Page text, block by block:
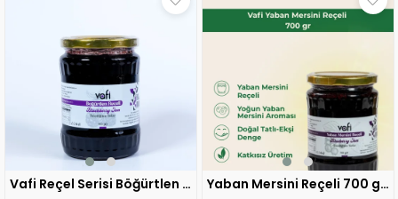
Vafi Reçel Serisi Böğürtlen Reçeli 700 gr 1 ADET
Yaban Mersini Reçeli 700 gr MG 1 ADET